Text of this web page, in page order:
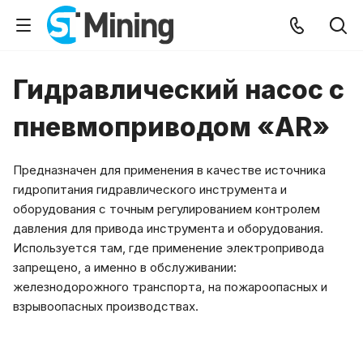
Гидравлический насос с
пневмоприводом «AR»
Предназначен для применения в качестве источника
гидропитания гидравлического инструмента и
оборудования с точным регулированием контролем
давления для привода инструмента и оборудования.
Используется там, где применение электропривода
запрещено, а именно в обслуживании:
железнодорожного транспорта, на пожароопасных и
взрывоопасных производствах.